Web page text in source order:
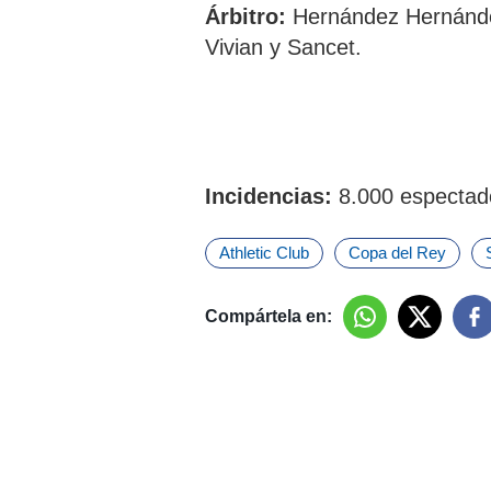
Árbitro: Hernández
Vivian y Sancet.
Incidencias: 8.000
Athletic Club Copa del Rey
Compártela en: